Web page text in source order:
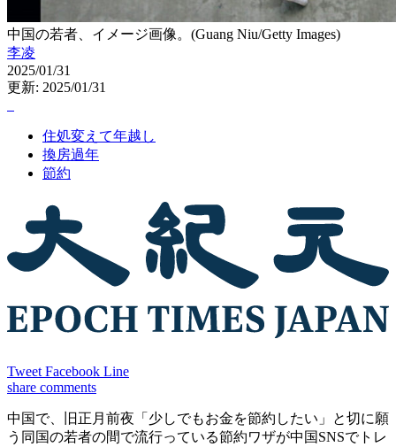
中国の若者、イメージ画像。(Guang Niu/Getty Images)
李凌
2025/01/31
更新: 2025/01/31
住処変えて年越し
換房過年
節約
Tweet Facebook Line
share comments
中国で、旧正月前夜「少しでもお金を節約したい」と切に願
う同国の若者の間で流行っている節約ワザが中国SNSでトレ